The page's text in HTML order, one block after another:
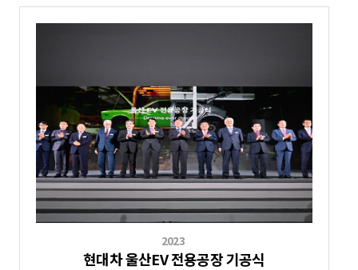
2023
현대차 울산EV 전용공장 기공식